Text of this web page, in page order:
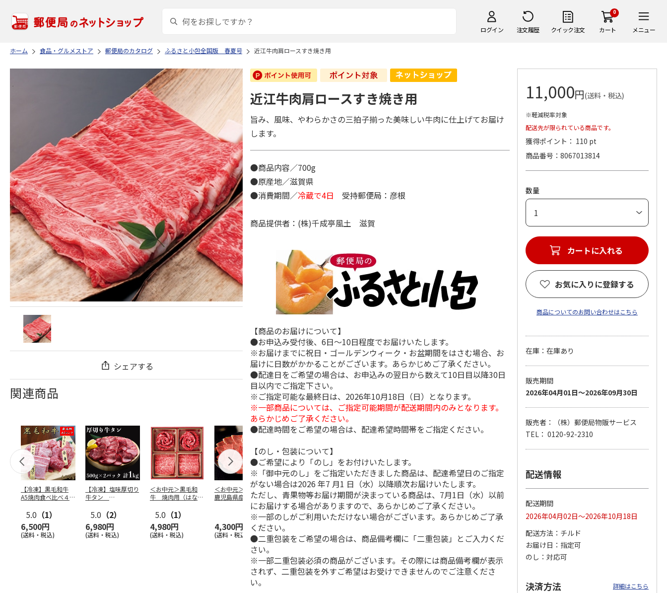
ログイン 注文履歴 クイック注文
0
カート メニュー
ホーム 食品・グルメストア 郵便局のカタログ ふるさと小包全国版 春夏号 近江牛肉肩ロースすき焼き用
シェアする
関連商品
【冷凍】黒毛和牛
A5焼肉食べ比べ４種
5.0 （1）
6,500円
(送料・税込)
【冷凍】塩味厚切り
牛タン
kg5.0 （2）
6,980円
(送料・税込)
＜お中元＞黒毛和
牛 焼肉用（はなも
5.0 （1）
4,980円
(送料・税込)
＜お中元＞【冷凍】
鹿児島県産黒毛和
牛 カタ肉焼肉用
4,300円
(送料・税込)
＜ご自宅用＞【冷
凍】小分けロースト
ビーフ３２０ｇ
3,680円
(送料・税込)
＜お中元＞【冷凍】
国産黒毛和牛 焼肉
食べ比べ
(送料・税込)
＜お中元＞【冷凍】
鹿児島県産黒毛和
牛 カタ肉焼肉用
（６２０…
5.0（1）
(送料・税込)
＜お中元＞【冷凍】
職人仕込牛たん（Ｋ
(送料・税込)
【冷凍】全国各地の
ース
(送料・税込)
仙台名物 柔らか厚
4.7（3）
近江牛肉肩ロースすき焼き用
旨み、風味、やわらかさの三拍子揃った美味しい牛肉に仕上げてお届け
します。
●商品内容／700g
●原産地／滋賀県
●消費期間／冷蔵で4日 受持郵便局：彦根
商品提供者：(株)千成亭風土 滋賀
【商品のお届けについて】
●お申込み受付後、6日～10日程度でお届けいたします。
※お届けまでに祝日・ゴールデンウィーク・お盆期間をはさむ場合、お
届けに日数がかかることがございます。あらかじめご了承ください。
●配達日をご希望の場合は、お申込みの翌日から数えて10日目以降30日
目以内でご指定下さい。
※ご指定可能な最終日は、2026年10月18日（日）となります。
※一部商品については、ご指定可能期間が配送期間内のみとなります。
あらかじめご了承ください。
●配達時間をご希望の場合は、配達希望時間帯をご指定ください。
【のし・包装について】
●ご希望により「のし」をお付けいたします。
※「御中元のし」をご指定いただきました商品は、配達希望日のご指定
がない場合は2026 年7 月1 日（水）以降順次お届けいたします。
ただし、青果物等お届け期間が決まっている商品は、7月1日（水）以前
にお届けする場合がありますので、あらかじめご了承ください。
※一部のしがご利用いただけない場合がございます。あらかじめご了承
ください。
●二重包装をご希望の場合は、商品備考欄に「二重包装」とご入力くだ
さい。
※一部二重包装必須の商品がございます。その際には商品備考欄が表示
されず、二重包装を外すご希望はお受けできませんのでご注意くださ
い。
11,000円(送料・税込)
※軽減税率対象
配送先が限られている商品です。
獲得ポイント： 110 pt
商品番号
8067013814
数量
カートに入れる
お気に入りに登録する
商品についてのお問い合わせはこちら
在庫：在庫あり
販売期間
2026年04月01日～2026年09月30日
販売者：（株）郵便局物販サービス
TEL： 0120-92-2310
配送情報
配送期間
2026年04月02日～2026年10月18日
配送方法
チルド
お届け日
指定可
のし
対応可
決済方法 詳細はこちら